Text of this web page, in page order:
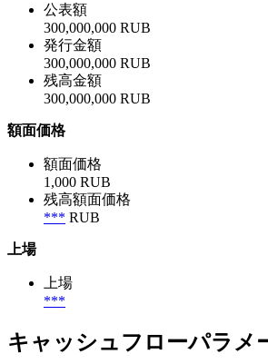
公表額
300,000,000 RUB
発行金額
300,000,000 RUB
残高金額
300,000,000 RUB
額面価格
額面価格
1,000 RUB
残高額面価格
*** RUB
上場
上場
***
キャッシュフローパラメ